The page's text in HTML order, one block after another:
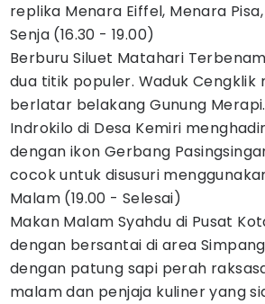
replika Menara Eiffel, Menara
Senja (16.30 - 19.00)
Berburu Siluet Matahari
dua titik populer. Waduk
berlatar belakang Gunung
Indrokilo di Desa Kemiri
dengan ikon Gerbang
cocok untuk disusuri
Malam (19.00 - Selesai)
Makan Malam Syahdu di Pusat
dengan bersantai di area
dengan patung sapi perah
malam dan penjaja kuliner yang